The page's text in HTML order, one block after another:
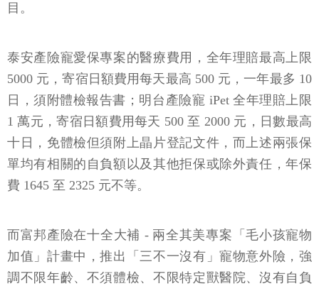
目。
泰安產險寵愛保專案的醫療費用，全年理賠最高上限
5000 元，寄宿日額費用每天最高 500 元，一年最多 10
日，須附體檢報告書；明台產險寵 iPet 全年理賠上限
1 萬元，寄宿日額費用每天 500 至 2000 元，日數最高
十日，免體檢但須附上晶片登記文件，而上述兩張保
單均有相關的自負額以及其他拒保或除外責任，年保
費 1645 至 2325 元不等。
而富邦產險在十全大補 - 兩全其美專案「毛小孩寵物
加值」計畫中，推出「三不一沒有」寵物意外險，強
調不限年齡、不須體檢、不限特定獸醫院、沒有自負